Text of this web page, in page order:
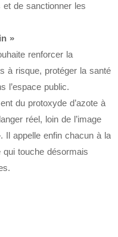
de sanctionner les
»
renforcer la
à risque, protéger la santé
l’espace public.
du protoxyde d’azote à
réel, loin de l’image
Il appelle enfin chacun à la
qui touche désormais